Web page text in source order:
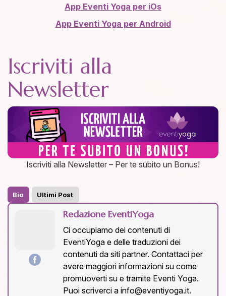
App Eventi Yoga per iOs
App Eventi Yoga per Android
Iscriviti alla
Newsletter
Iscriviti alla Newsletter – Per te subito un Bonus!
Bio Ultimi Post
Redazione EventiYoga
Ci occupiamo dei contenuti di
EventiYoga e delle traduzioni dei
contenuti da siti partner. Contattaci per
avere maggiori informazioni su come
promuoverti su e tramite Eventi Yoga.
Puoi scriverci a info@eventiyoga.it.